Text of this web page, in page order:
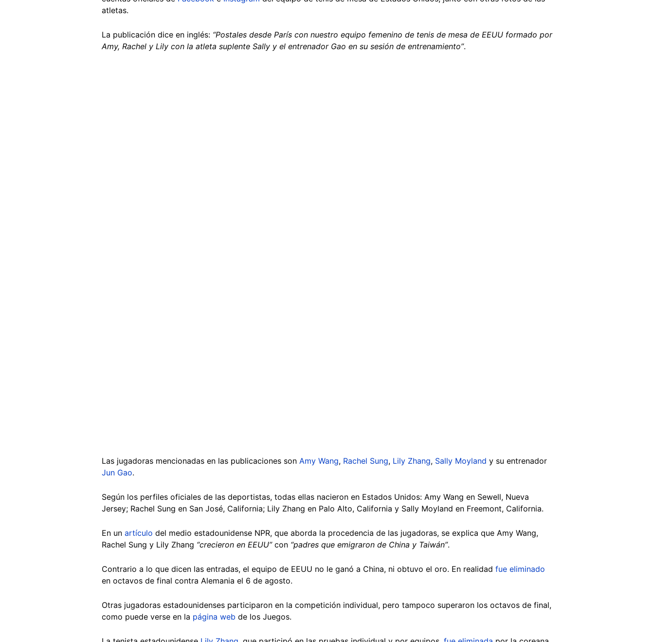
atletas.
La publicación dice en inglés: “Postales desde París con nuestro equipo femenino de tenis de mesa de EEUU formado por
Amy, Rachel y Lily con la atleta suplente Sally y el entrenador Gao en su sesión de entrenamiento”.
Las jugadoras mencionadas en las publicaciones son Amy Wang, Rachel Sung, Lily Zhang, Sally Moyland y su entrenador
Jun Gao.
Según los perfiles oficiales de las deportistas, todas ellas nacieron en Estados Unidos: Amy Wang en Sewell, Nueva
Jersey; Rachel Sung en San José, California; Lily Zhang en Palo Alto, California y Sally Moyland en Freemont, California.
En un artículo del medio estadounidense NPR, que aborda la procedencia de las jugadoras, se explica que Amy Wang,
Rachel Sung y Lily Zhang “crecieron en EEUU”con “padres que emigraron de China y Taiwán”.
Contrario a lo que dicen las entradas, el equipo de EEUU no le ganó a China, ni obtuvo el oro. En realidad fue eliminado
en octavos de final contra Alemania el 6 de agosto.
Otras jugadoras estadounidenses participaron en la competición individual, pero tampoco superaron los octavos de final,
como puede verse en la página web de los Juegos.